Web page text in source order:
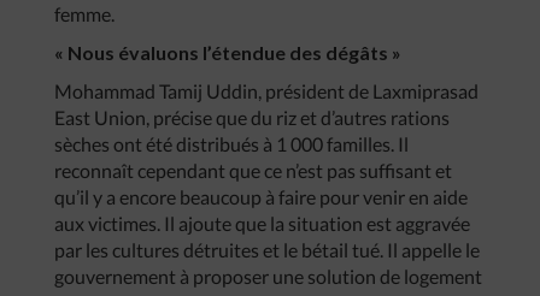
femme.
« Nous évaluons l’étendue des dégâts »
Mohammad Tamij Uddin, président de Laxmiprasad
East Union, précise que du riz et d’autres rations
sèches ont été distribués à 1 000 familles. Il
reconnaît cependant que ce n’est pas suffisant et
qu’il y a encore beaucoup à faire pour venir en aide
aux victimes. Il ajoute que la situation est aggravée
par les cultures détruites et le bétail tué. Il appelle le
gouvernement à proposer une solution de logement